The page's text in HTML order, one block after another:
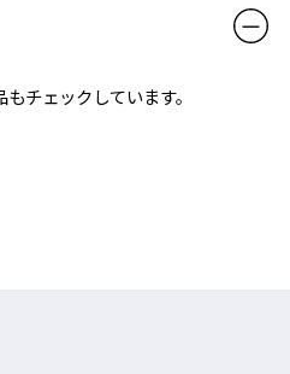
チェックしています。